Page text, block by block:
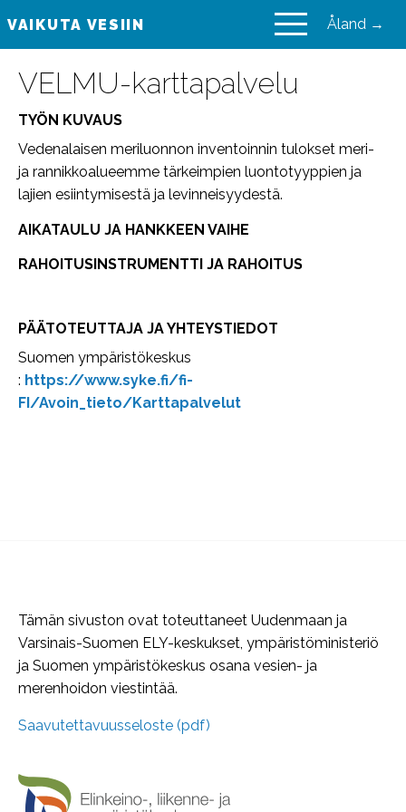
VAIKUTA VESIIN VAIKUTA VESIIN Åland →
VELMU-karttapalvelu
TYÖN KUVAUS
Vedenalaisen meriluonnon inventoinnin tulokset meri-
ja rannikkoalueemme tärkeimpien luontotyyppien ja
lajien esiintymisestä ja levinneisyydestä.
AIKATAULU JA HANKKEEN VAIHE
RAHOITUSINSTRUMENTTI JA RAHOITUS
PÄÄTOTEUTTAJA JA YHTEYSTIEDOT
Suomen ympäristökeskus
: https://www.syke.fi/fi-
FI/Avoin_tieto/Karttapalvelut
Tämän sivuston ovat toteuttaneet Uudenmaan ja
Varsinais-Suomen ELY-keskukset, ympäristöministeriö
ja Suomen ympäristökeskus osana vesien- ja
merenhoidon viestintää.
Saavutettavuusseloste (pdf)